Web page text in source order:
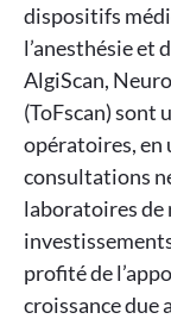
dispositifs
l’anesthésie et
AlgiScan,
(ToFscan) sont
opératoires, en
consultations
laboratoires de
profité de
croissance due